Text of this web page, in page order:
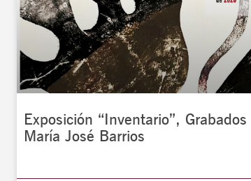
Exposición “Inventario”, Grabados
María José Barrios